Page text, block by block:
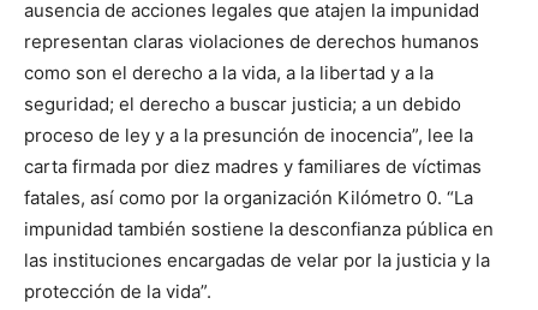
ausencia de acciones legales que atajen la impunidad
representan claras violaciones de derechos humanos
como son el derecho a la vida, a la libertad y a la
seguridad; el derecho a buscar justicia; a un debido
proceso de ley y a la presunción de inocencia”, lee la
carta firmada por diez madres y familiares de víctimas
fatales, así como por la organización Kilómetro 0. “La
impunidad también sostiene la desconfianza pública en
las instituciones encargadas de velar por la justicia y la
protección de la vida”.